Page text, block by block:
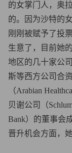
的女掌门人，奥
的。因为沙特的
刚刚被赋予了投
生意了，目前她
地区的几十家公
斯等西方公司合
（Arabian
贝谢公司（
Bank）的董事会
晋升机会方面，